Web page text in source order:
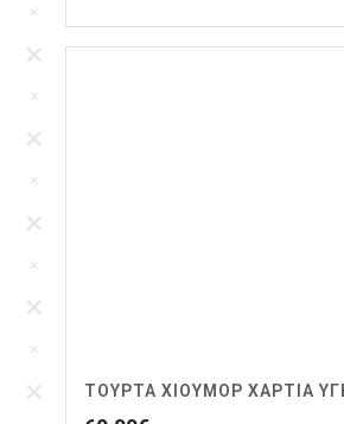
ΤΟΥΡΤΑ ΧΙΟΎΜΟΡ ΧΑΡΤΙΆ